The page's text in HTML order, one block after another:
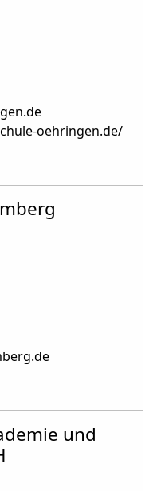
oehringen.de/
und